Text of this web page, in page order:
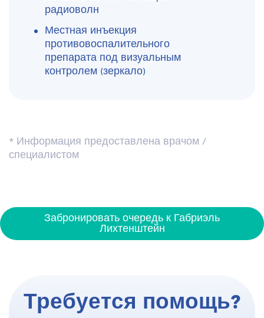
радиоволн
Местная инъекция
противовоспалительного
препарата под визуальным
контролем (зеркало)
* Информация предоставлена ​​врачом /
специалистом
Забронировать очередь к Габриэль
Лихтенштейн
Требуется помощь?